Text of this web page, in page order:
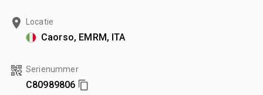
Locatie
Caorso, EMRM, ITA
Serienummer
C80989806